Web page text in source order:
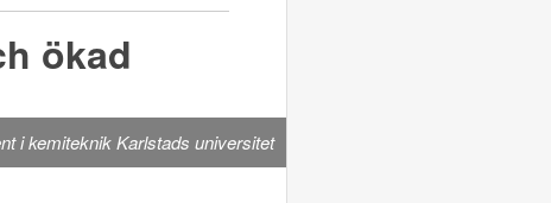
ökad
i kemiteknik Karlstads universitet